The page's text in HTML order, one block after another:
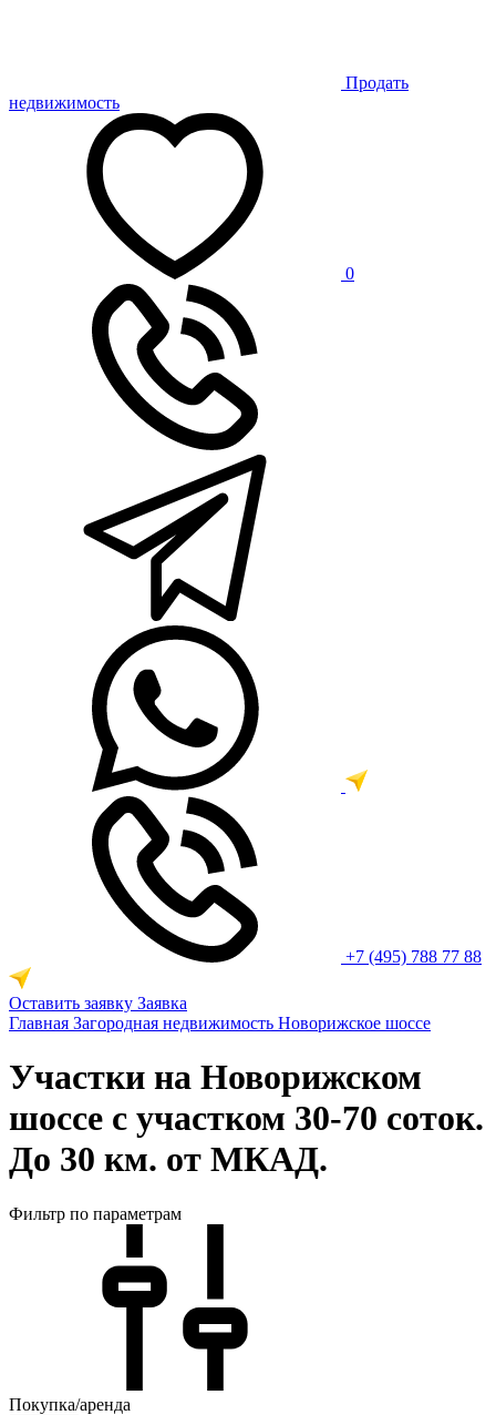
Продать
недвижимость
0
+7 (495) 788 77 88
Оставить заявку Заявка
Главная Загородная недвижимость Новорижское шоссе
Участки на Новорижском
шоссе с участком 30-70 соток.
До 30 км. от МКАД.
Фильтр по параметрам
Покупка/аренда